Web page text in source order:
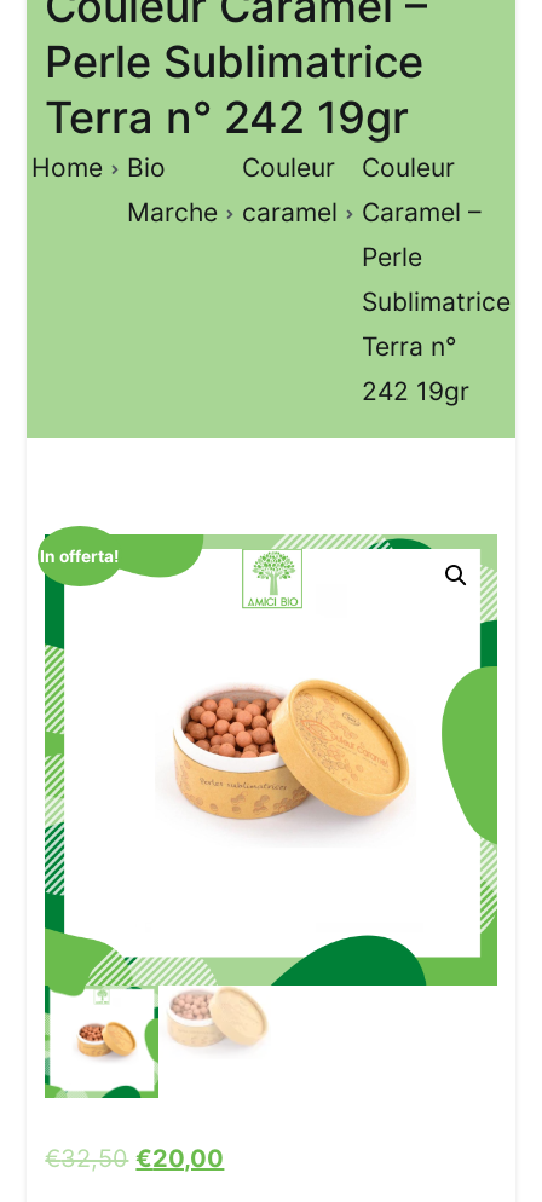
Perle Sublimatrice
Terra n° 242 19gr
Home
Bio
Marche
Couleur
caramel
Couleur
Caramel –
Perle
Sublimatrice
Terra n°
242 19gr
In offerta!
€32,50 €20,00